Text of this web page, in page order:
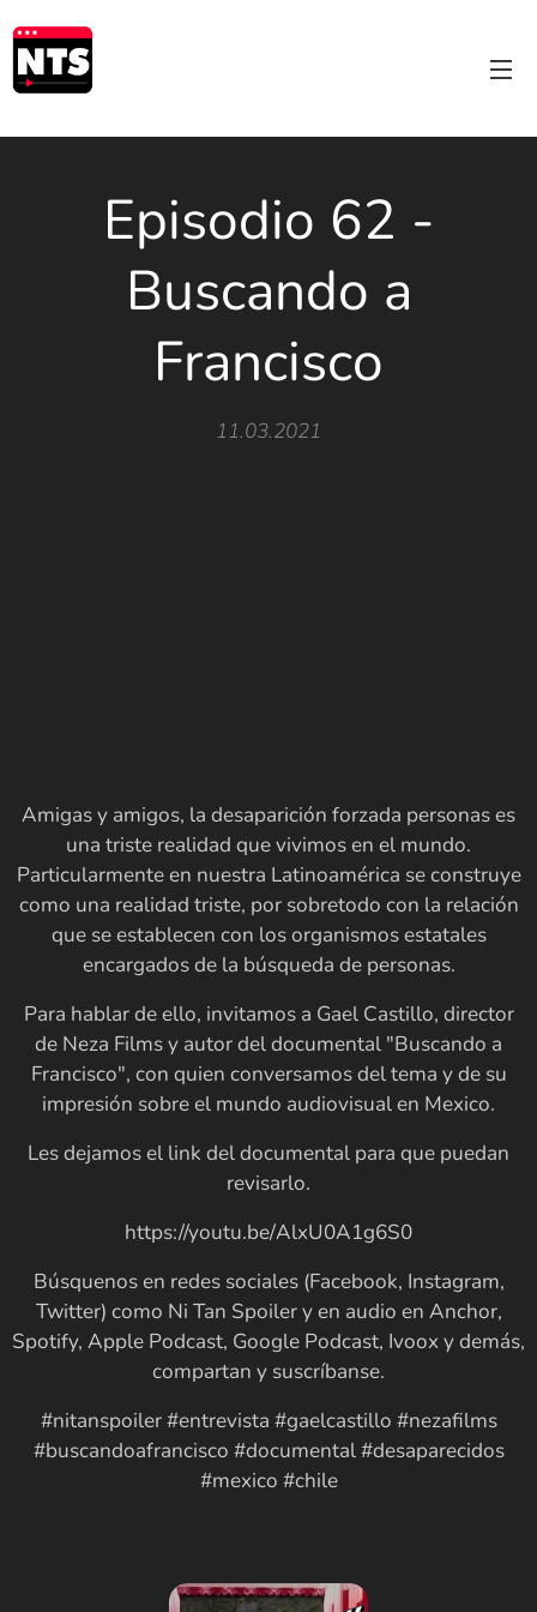
Episodio 62 -
Buscando a
Francisco
11.03.2021
Amigas y amigos, la desaparición forzada personas es
una triste realidad que vivimos en el mundo.
Particularmente en nuestra Latinoamérica se construye
como una realidad triste, por sobretodo con la relación
que se establecen con los organismos estatales
encargados de la búsqueda de personas.
Para hablar de ello, invitamos a Gael Castillo, director
de Neza Films y autor del documental "Buscando a
Francisco", con quien conversamos del tema y de su
impresión sobre el mundo audiovisual en Mexico.
Les dejamos el link del documental para que puedan
revisarlo.
https://youtu.be/AlxU0A1g6S0
Búsquenos en redes sociales (Facebook, Instagram,
Twitter) como Ni Tan Spoiler y en audio en Anchor,
Spotify, Apple Podcast, Google Podcast, Ivoox y demás,
compartan y suscríbanse.
#nitanspoiler #entrevista #gaelcastillo #nezafilms
#buscandoafrancisco #documental #desaparecidos
#mexico #chile